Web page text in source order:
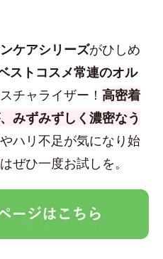
ケアシリーズがひしめ
ストコスメ常連のオル
チャライザー！ 高密着
みずみずしく濃密なう
ハリ不足が気になり始
はぜひ一度お試しを。